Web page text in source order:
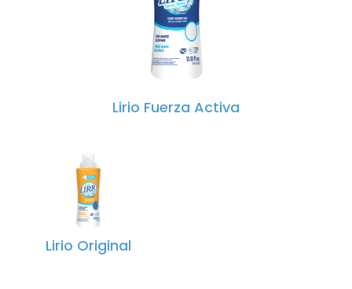
Lirio Fuerza Activa
Lirio Original